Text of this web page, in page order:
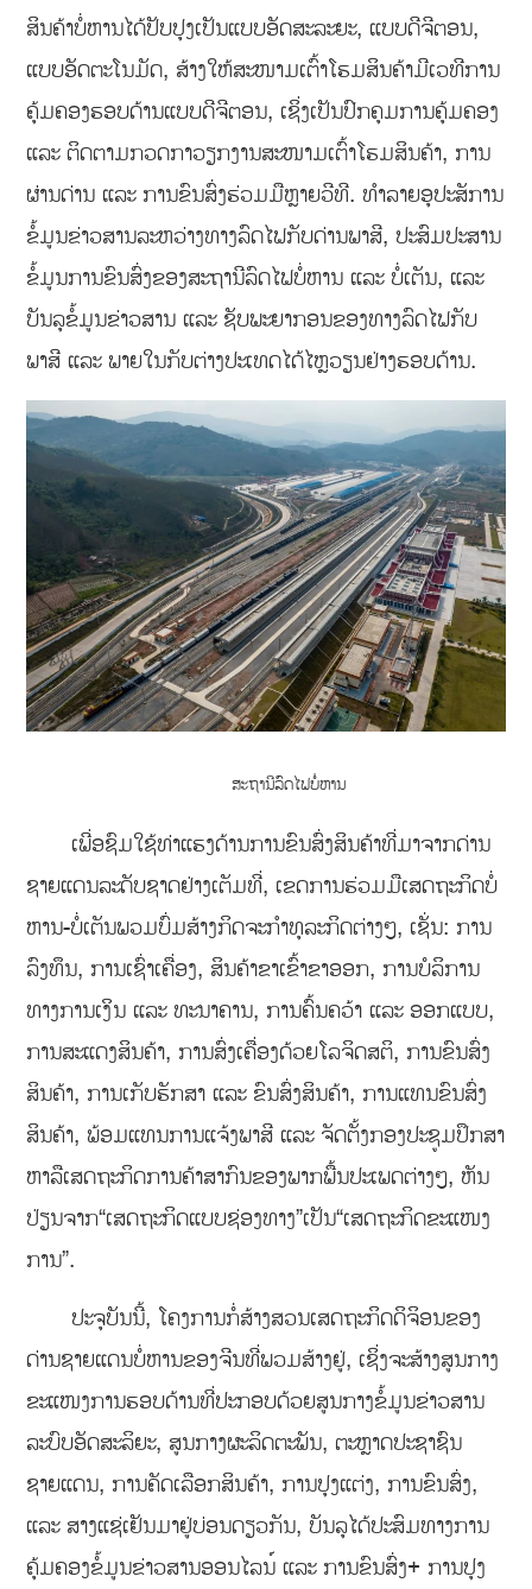
ສິນຄ້າບໍ່ຫານໄດ້ປັບປຸງເປັນແບບອັດສະລະຍະ, ແບບດີຈີຕອນ,
ແບບອັດຕະໂນມັດ, ສ້າງໃຫ້ສະໜາມເຕົ້າໂຮມສິນຄ້າມີເວທີການ
ຄຸ້ມຄອງຮອບດ້ານແບບດີຈີຕອນ, ເຊິ່ງເປັນປົກຄຸມການຄຸ້ມຄອງ
ແລະ ຕິດຕາມກວດກາວຽກງານສະໜາມເຕົ້າໂຮມສິນຄ້າ, ການ
ຜ່ານດ່ານ ແລະ ການຂົນສົ່ງຮ່ວມມືຫຼາຍວີທີ. ທໍາລາຍອຸປະສັການ
ຂໍ້ມູນຂ່າວສານລະຫວ່າງທາງລົດໄຟກັບດ່ານພາສີ, ປະສົມປະສານ
ຂໍ້ມູນການຂົນສົ່ງຂອງສະຖານີລົດໄຟບໍ່ຫານ ແລະ ບໍ່ເຕັນ, ແລະ
ບັນລຸຂໍ້ມູນຂ່າວສານ ແລະ ຊັບພະຍາກອນຂອງທາງລົດໄຟກັບ
ພາສີ ແລະ ພາຍໃນກັບຕ່າງປະເທດໄດ້ໄຫຼວຽນຢ່າງຮອບດ້ານ.
ສະຖານີລົດໄຟບໍ່ຫານ
ເພີ່ອຊົມໃຊ້ທ່າແຮງດ້ານການຂົນສົ່ງສິນຄ້າທີ່ມາຈາກດ່ານ
ຊາຍແດນລະດັບຊາດຢ່າງເຕັມທີ່, ເຂດການຮ່ວມມືເສດຖະກິດບໍ່
ຫານ-ບໍ່ເຕັນພວມບົ່ມສ້າງກິດຈະກໍາທຸລະກິດຕ່າງໆ, ເຊັ່ນ: ການ
ລົງທຶນ, ການເຊົ່າເຄື່ອງ, ສິນຄ້າຂາເຂົ້າຂາອອກ, ການບໍລິການ
ທາງການເງິນ ແລະ ທະນາຄານ, ການຄົ້ນຄວ້າ ແລະ ອອກແບບ,
ການສະແດງສິນຄ້າ, ການສົ່ງເຄື່ອງດ້ວຍໂລຈິດສຕິ, ການຂົນສົ່ງ
ສິນຄ້າ, ການເກັບຮັກສາ ແລະ ຂົນສົ່ງສິນຄ້າ, ການແທນຂົນສົ່ງ
ສິນຄ້າ, ພ້ອມແທນການແຈ້ງພາສີ ແລະ ຈັດຕັ້ງກອງປະຊູມປຶກສາ
ຫາລືເສດຖະກິດການຄ້າສາກົນຂອງພາກພື້ນປະເພດຕ່າງໆ, ຫັນ
ປ່ຽນຈາກ“ເສດຖະກິດແບບຊ່ອງທາງ”ເປັນ“ເສດຖະກິດຂະແໜງ
ການ”.
ປະຈຸບັນນີ້, ໂຄງການກໍ່ສ້າງສວນເສດຖະກິດດິຈິອນຂອງ
ດ່ານຊາຍແດນບໍ່ຫານຂອງຈີນທີ່ພວມສ້າງຢູ່, ເຊິ່ງຈະສ້າງສູນກາງ
ຂະແໜງການຮອບດ້ານທີ່ປະກອບດ້ວຍສູນກາງຂໍ້ມູນຂ່າວສານ
ລະບົບອັດສະລິຍະ, ສູນກາງຜະລິດຕະພັນ, ຕະຫຼາດປະຊາຊົນ
ຊາຍແດນ, ການຄັດເລືອກສິນຄ້າ, ການປຸງແຕ່ງ, ການຂົນສົ່ງ,
ແລະ ສາງແຊ່ເຢັນມາຢູ່ບ່ອນດຽວກັນ, ບັນລຸໄດ້ປະສົມທາງການ
ຄຸ້ມຄອງຂໍ້ມູນຂ່າວສານອອນໄລນ໌ ແລະ ການຂົນສົ່ງ+ ການປຸງ